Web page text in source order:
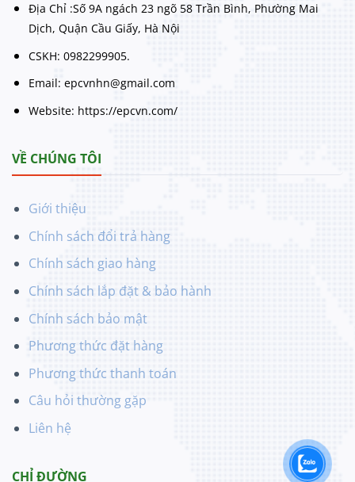
Địa Chỉ :Số 9A ngách 23 ngõ 58 Trần Bình, Phường Mai
Dịch, Quận Cầu Giấy, Hà Nội
CSKH: 0982299905.
Email: epcvnhn@gmail.com
Website: https://epcvn.com/
VỀ CHÚNG TÔI
Giới thiệu
Chính sách đổi trả hàng
Chính sách giao hàng
Chính sách lắp đặt & bảo hành
Chính sách bảo mật
Phương thức đặt hàng
Phương thức thanh toán
Câu hỏi thường gặp
Liên hệ
CHỈ ĐƯỜNG